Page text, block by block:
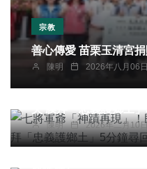
宗教
善心傳愛 苗栗玉清宮
陳明 2026年八月06日
宗教 綜合新聞 旅遊
七將軍爺「神蹟再現
陳明 2026年二月10
社會 宗教 綜合新
「夫藏妻畫」劉峰松